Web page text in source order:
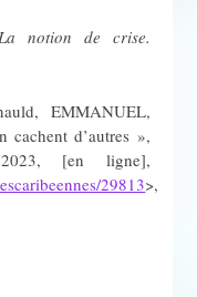
notion de crise.
EMMANUEL,
cachent d’autres »,
[en ligne],
29813>,